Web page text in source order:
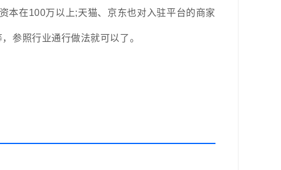
本在100万以上;天猫、京东也对入驻平台的商家
参照行业通行做法就可以了。